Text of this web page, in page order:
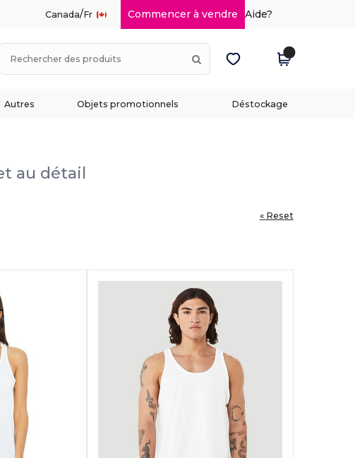
Canada/Fr Commencer à vendre Aide?
Autres Objets promotionnels Déstockage
au détail
« Reset